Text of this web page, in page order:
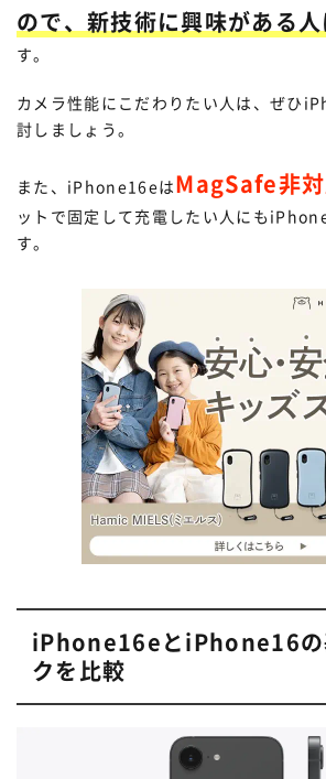
ので、新技術に興味がある
す。
カメラ性能にこだわりたい人は、ぜひ
討しましょう。
また、iPhone16eはMagSafe非
ットで固定して充電したい人にも
す。
iPhone16eとiPhone16の
クを比較